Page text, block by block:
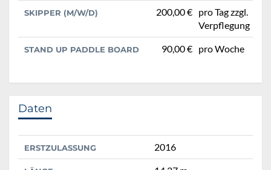
SKIPPER (M/W/D) 200,00 € pro Tag zzgl.
Verpflegung
STAND UP PADDLE BOARD 90,00 € pro Woche
Daten
ERSTZULASSUNG 2016